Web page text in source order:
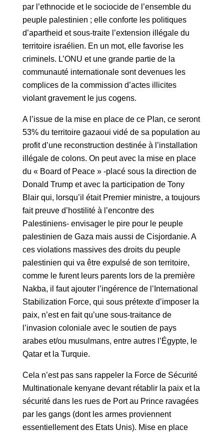
par l’ethnocide et le sociocide de l’ensemble du
peuple palestinien ; elle conforte les politiques
d’apartheid et sous-traite l’extension illégale du
territoire israélien. En un mot, elle favorise les
criminels. L’ONU et une grande partie de la
communauté internationale sont devenues les
complices de la commission d’actes illicites
violant gravement le jus cogens.
A l’issue de la mise en place de ce Plan, ce seront
53% du territoire gazaoui vidé de sa population au
profit d’une reconstruction destinée à l’installation
illégale de colons. On peut avec la mise en place
du « Board of Peace » -placé sous la direction de
Donald Trump et avec la participation de Tony
Blair qui, lorsqu’il était Premier ministre, a toujours
fait preuve d’hostilité à l’encontre des
Palestiniens- envisager le pire pour le peuple
palestinien de Gaza mais aussi de Cisjordanie. A
ces violations massives des droits du peuple
palestinien qui va être expulsé de son territoire,
comme le furent leurs parents lors de la première
Nakba, il faut ajouter l’ingérence de l’International
Stabilization Force, qui sous prétexte d’imposer la
paix, n’est en fait qu’une sous-traitance de
l’invasion coloniale avec le soutien de pays
arabes et/ou musulmans, entre autres l’Égypte, le
Qatar et la Turquie.
Cela n’est pas sans rappeler la Force de Sécurité
Multinationale kenyane devant rétablir la paix et la
sécurité dans les rues de Port au Prince ravagées
par les gangs (dont les armes proviennent
essentiellement des Etats Unis). Mise en place